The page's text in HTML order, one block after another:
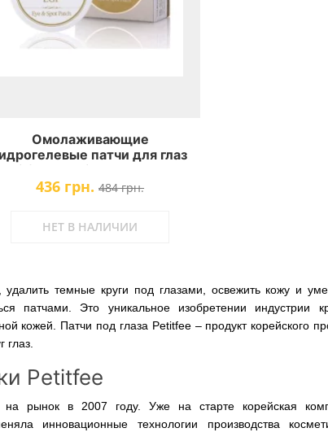
Омолаживающие
патчи для глаз
Petitfee Premium Gold & EGF
Eye Patch
436 грн. 484 грн.
НЕТ В НАЛИЧИИ
темные круги под глазами, освежить кожу и
патчами. Это уникальное изобретении индустрии
кожей. Патчи под глаза Petitfee – продукт корейского
глаз.
Petitfee
рынок в 2007 году. Уже на старте корейская
инновационные технологии производства